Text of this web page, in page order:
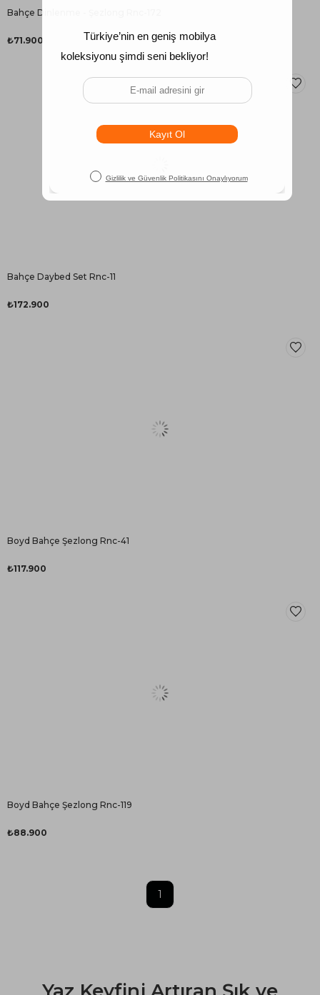
Bahçe Dinlenme - Şezlong Rnc-172
₺71.900
Bahçe Daybed Set Rnc-11
₺172.900
Boyd Bahçe Şezlong Rnc-41
₺117.900
Boyd Bahçe Şezlong Rnc-119
₺88.900
1
Yaz Keyfini Artıran Şık ve